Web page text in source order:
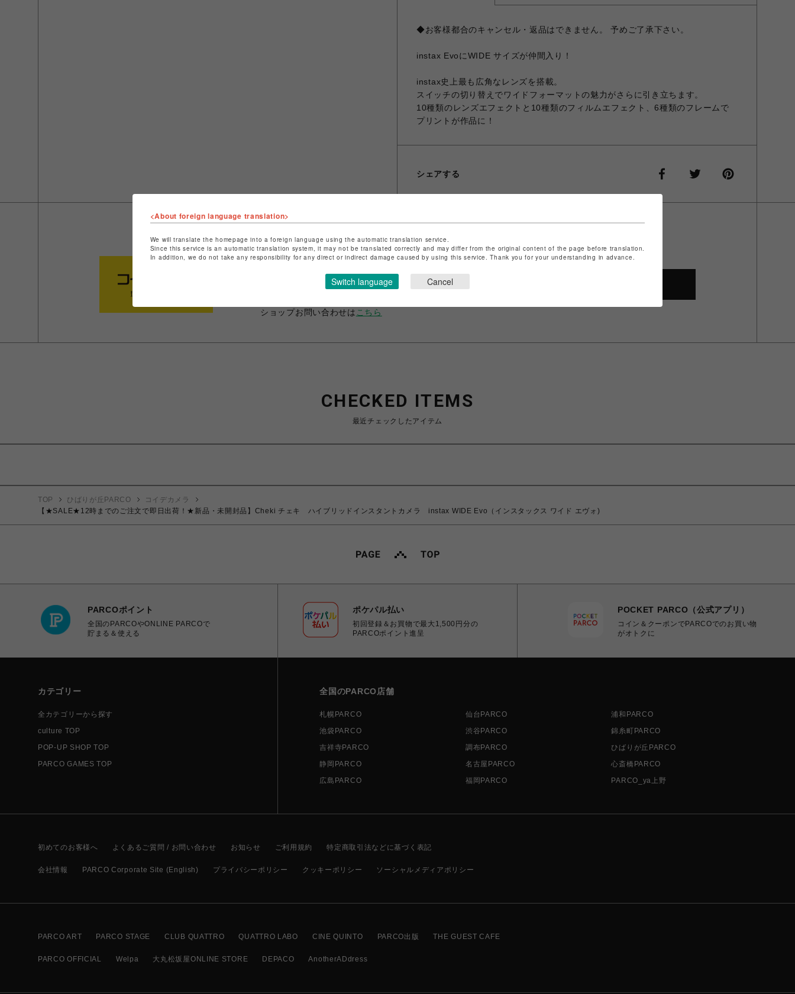
◆お客様都合のキャンセル・返品はできません。 予めご了承下さい。
instax EvoにWIDE サイズが仲間入り！
instax史上最も広角なレンズを搭載。
スイッチの切り替えでワイドフォーマットの魅力がさらに引き立ちます。
10種類のレンズエフェクトと10種類のフィルムエフェクト、6種類のフレームで
プリントが作品に！
シェアする
ショップ名
コイデカメラ
ひばりが丘PARCO
ショップお問い合わせは こちら
CHECKED ITEMS
最近チェックしたアイテム
TOP ひばりが丘PARCO
コイデカメラ
【★SALE★12時までのご注文で即日出荷！★新品・未開封品】Cheki チェキ ハイブリッドインスタントカメラ instax WIDE Evo（インスタックス ワイド エヴォ)
PARCOポイント
全国のPARCOやONLINE PARCOで
貯まる＆使える
ポケパル払い
初回登録＆お買物で最大1,500円分の
PARCOポイント進呈
POCKET PARCO（公式アプリ）
コイン＆クーポンでPARCOでのお買い物
がオトクに
カテゴリー
全カテゴリーから探す
culture TOP
POP-UP SHOP TOP
PARCO GAMES TOP
全国のPARCO店舗
札幌PARCO 仙台PARCO
浦和PARCO
池袋PARCO
渋谷PARCO
錦糸町PARCO
吉祥寺PARCO
調布PARCO
ひばりが丘PARCO
静岡PARCO
名古屋PARCO
心斎橋PARCO
広島PARCO
福岡PARCO PARCO_ya上野
初めてのお客様へ よくあるご質問 / お問い合わせ お知らせ ご利用規約 特定商取引法などに基づく表記
会社情報 PARCO Corporate Site (English) プライバシーポリシー クッキーポリシー ソーシャルメディアポリシー
PARCO ART PARCO STAGE CLUB QUATTRO QUATTRO LABO CINE QUINTO PARCO出版 THE GUEST CAFE
PARCO OFFICIAL Welpa 大丸松坂屋ONLINE STORE DEPACO AnotherADdress
<About foreign language translation>
We will translate the homepage into a foreign language using the automatic translation service.
Since this service is an automatic translation system, it may not be translated correctly and may differ from the original content of the page before translation.
In addition, we do not take any responsibility for any direct or indirect damage caused by using this service. Thank you for your understanding in advance.
Switch language Cancel